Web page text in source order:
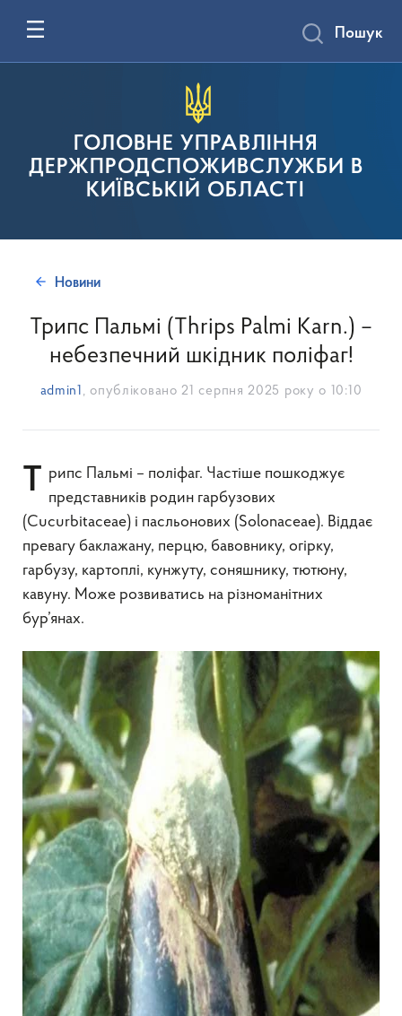
ГОЛОВНЕ УПРАВЛІННЯ
ДЕРЖПРОДСПОЖИВСЛУЖБИ В
КИЇВСЬКІЙ ОБЛАСТІ
Пошук
Новини
Трипс Пальмі (Thrips Palmi Karn.) –
небезпечний шкідник поліфаг!
admin1 , опубліковано 21 серпня 2025 року о 10:10
Трипс Пальмі – поліфаг. Частіше пошкоджує
представників родин гарбузових
(Cucurbitaceae) і пасльонових (Solonaceae). Віддає
превагу баклажану, перцю, бавовнику, огірку,
гарбузу, картоплі, кунжуту, соняшнику, тютюну,
кавуну. Може розвиватись на різноманітних
бур’янах.